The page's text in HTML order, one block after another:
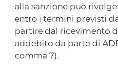
alla sanzione può
entro i termini previsti
partire dal ricevimento
addebito da parte di
comma 7).